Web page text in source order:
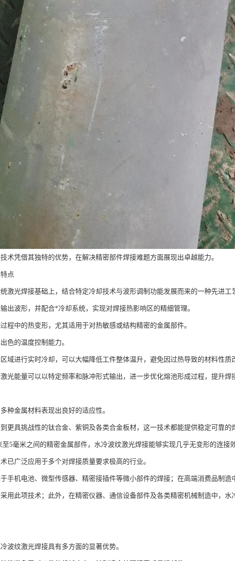
术凭借其独特的优势，在解决精密部件焊接难题方面展现出卓越能力。
点
激光焊接基础上，结合特定冷却技术与波形调制功能发展而来的一种先进工
出波形，并配合*冷却系统，实现对焊接热影响区的精细管理。
程中的热变形，尤其适用于对热敏感或结构精密的金属部件。
色的温度控制能力。
域进行实时冷却，可以大幅降低工件整体温升，避免因过热导致的材料性质
光能量可以以特定频率和脉冲形式输出，进一步优化熔池形成过程，提升焊
种金属材料表现出良好的适应性。
更具挑战性的钛合金、紫铜及各类合金板材，这一技术都能提供稳定可靠的
5毫米之间的精密金属部件，水冷波纹激光焊接能够实现几乎无变形的连接效
已广泛应用于多个对焊接质量要求极高的行业。
手机电池、微型传感器、精密接插件等微小部件的焊接；在高端消费品制
用此项技术；此外，在精密仪器、通信设备部件及各类精密机械制造中，水
波纹激光焊接具有多方面的显著优势。